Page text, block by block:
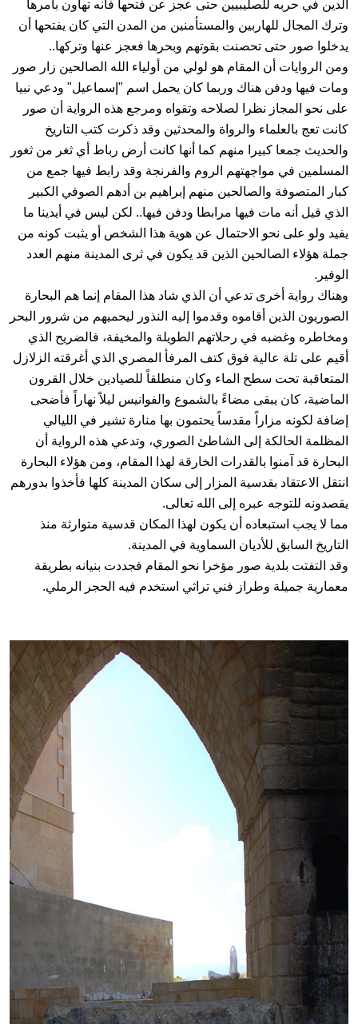
الدين في حربه للصليبيين حتى عجز عن فتحها فانه تهاون بأمرها
وترك المجال للهاربين والمستأمنين من المدن التي كان يفتحها أن
يدخلوا صور حتى تحصنت بقوتهم وبحرها فعجز عنها وتركها..
ومن الروايات أن المقام هو لولي من أولياء الله الصالحين زار صور
ومات فيها ودفن هناك وربما كان يحمل اسم "إسماعيل" ودعي نبيا
على نحو المجاز نظرا لصلاحه وتقواه ومرجع هذه الرواية أن صور
كانت تعج بالعلماء والرواة والمحدثين وقد ذكرت كتب التاريخ
والحديث جمعا كبيرا منهم كما أنها كانت أرض رباط أي ثغر من ثغور
المسلمين في مواجهتهم الروم والفرنجة وقد رابط فيها جمع من
كبار المتصوفة والصالحين منهم إبراهيم بن أدهم الصوفي الكبير
الذي قيل أنه مات فيها مرابطا ودفن فيها.. لكن ليس في أيدينا ما
يفيد ولو على نحو الاحتمال عن هوية هذا الشخص أو يثبت كونه من
جملة هؤلاء الصالحين الذين قد يكون في ثرى المدينة منهم العدد
الوفير.
وهناك رواية أخرى تدعي أن الذي شاد هذا المقام إنما هم البحارة
الصوريون الذين أقاموه وقدموا إليه النذور ليحميهم من شرور البحر
ومخاطره وغضبه في رحلاتهم الطويلة والمخيفة، فالضريح الذي
أقيم على تلة عالية فوق كتف المرفأ المصري الذي أغرقته الزلازل
المتعاقبة تحت سطح الماء وكان منطلقاً للصيادين خلال القرون
الماضية، كان يبقى مضاءً بالشموع والفوانيس ليلاً نهاراً فأضحى
إضافة لكونه مزاراً مقدساً يحتمون بها منارة تشير في الليالي
المظلمة الحالكة إلى الشاطئ الصوري، وتدعي هذه الرواية أن
البحارة قد آمنوا بالقدرات الخارقة لهذا المقام، ومن هؤلاء البحارة
انتقل الاعتقاد بقدسية المزار إلى سكان المدينة كلها فأخذوا بدورهم
يقصدونه للتوجه عبره إلى الله تعالى.
مما لا يجب استبعاده أن يكون لهذا المكان قدسية متوارثة منذ
التاريخ السابق للأديان السماوية في المدينة.
وقد التفتت بلدية صور مؤخرا نحو المقام فجددت بنيانه بطريقة
معمارية جميلة وطراز فني تراثي استخدم فيه الحجر الرملي.